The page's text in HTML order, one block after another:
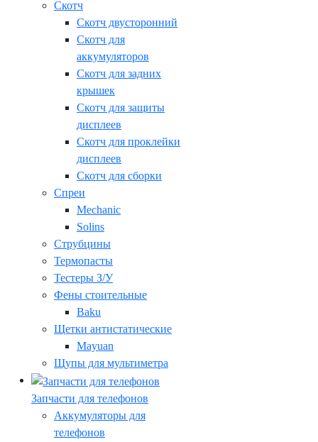
Скотч
Скотч двусторонний
Скотч для
аккумуляторов
Скотч для задних
крышек
Скотч для защиты
дисплеев
Скотч для проклейки
дисплеев
Скотч для сборки
Спреи
Mechanic
Solins
Струбцины
Термопасты
Тестеры З/У
Фены стоительные
Baku
Щетки антистатические
Mayuan
Щупы для мультиметра
Запчасти для телефонов
Аккумуляторы для
телефонов